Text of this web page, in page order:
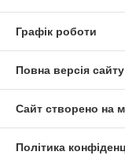
Графік роботи
Повна версія сайту
Сайт створено на
Політика